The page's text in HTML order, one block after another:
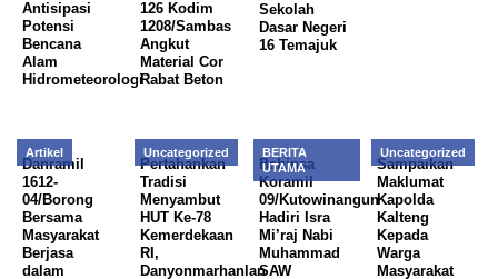
Antisipasi
Potensi
Bencana
Alam
Hidrometeorologi
126 Kodim
1208/Sambas
Angkut
Material Cor
Rabat Beton
Sekolah
Dasar Negeri
16 Temajuk
Artikel
Danramil
1612-
04/Borong
Bersama
Masyarakat
Berjasa
dalam
Uncategorized
Pertahankan
Tradisi
Menyambut
HUT Ke-78
Kemerdekaan
RI,
Danyonmarhanlan
BERITA
UTAMA
Babinsa
Koramil
09/Kutowinangun
Hadiri Isra
Mi’raj Nabi
Muhammad
SAW
Uncategorized
Sampaikan
Maklumat
Kapolda
Kalteng
Kepada
Warga
Masyarakat